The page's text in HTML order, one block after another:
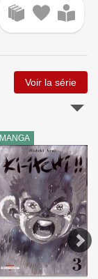
Voir la série
MANGA